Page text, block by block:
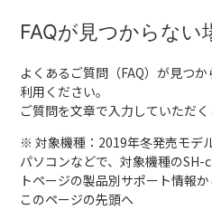
FAQが見つからない
よくあるご質問（FAQ）が見つ
利用ください。
ご質問を文章で入力していただく
※ 対象機種：2019年冬発売モデ
パソコンなどで、対象機種の
トページの製品別サポート情報
このページの先頭へ